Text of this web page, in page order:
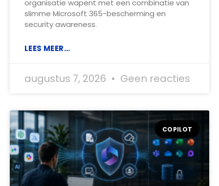
organisatie wapent met een combinatie van
slimme Microsoft 365-bescherming en
security awareness.
LEES MEER...
augustus 7, 2026 Geen reacties
COPILOT